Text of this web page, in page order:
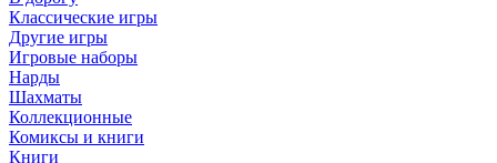
Классические игры
Другие игры
Игровые наборы
Нарды
Шахматы
Коллекционные
Комиксы и книги
Книги